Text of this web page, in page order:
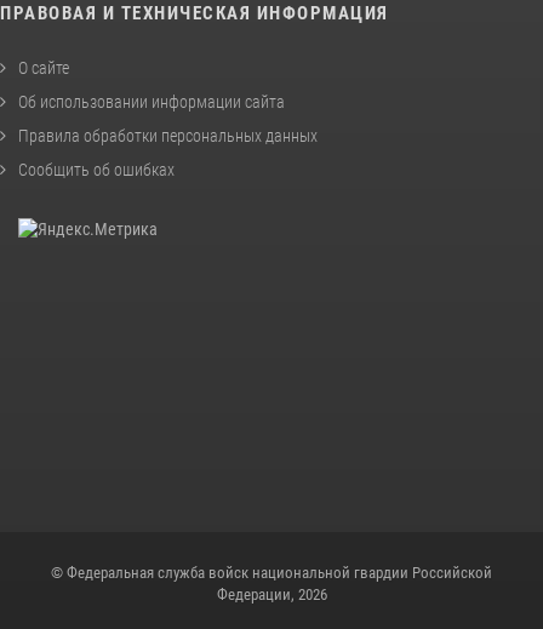
ПРАВОВАЯ И ТЕХНИЧЕСКАЯ ИНФОРМАЦИЯ
О сайте
Об использовании информации сайта
Правила обработки персональных данных
Сообщить об ошибках
© Федеральная служба войск национальной гвардии Российской
Федерации, 2026